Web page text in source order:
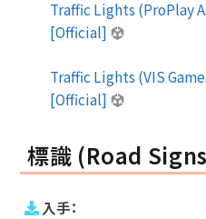
Traffic Lights (ProPlay
[Official]
Traffic Lights (VIS
[Official]
標識 (Road
入手：